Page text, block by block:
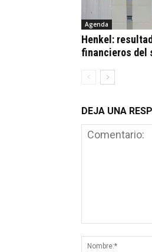
Agenda
Henkel:
financieros del
DEJA UNA